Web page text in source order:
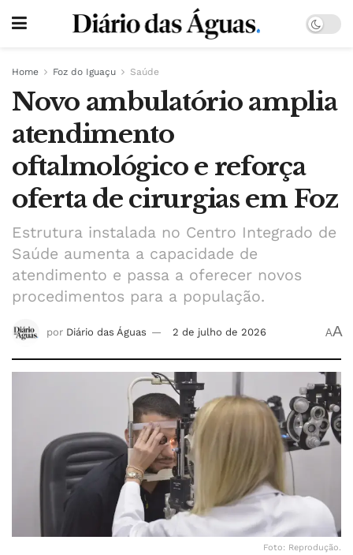
Home Foz do Iguaçu Saúde
Novo ambulatório amplia
atendimento
oftalmológico e reforça
oferta de cirurgias em Foz
Estrutura instalada no Centro Integrado de
Saúde aumenta a capacidade de
atendimento e passa a oferecer novos
procedimentos para a população.
por Diário das Águas 2 de julho de 2026 AA
Foto: Reprodução.